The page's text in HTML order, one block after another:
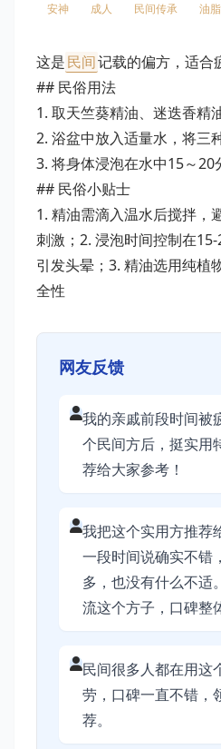
安神 成人 民间传承 油
这是民间记载的偏方，适合
## 民俗用法
1. 取天竺葵精油、迷迭香精
2. 浴盆中放入适量水，将三
3. 将身体浸泡在水中15～20
## 民俗小贴士
1. 精油需滴入温水后搅拌，
刺激；2. 浸泡时间控制在
引发头晕；3. 精油选用纯植
全性
网友反馈
我的亲戚前段时间被
个民间方后，挺实用
荐给大家参考！
我把这个实用方推荐
一段时间说确实不错
多，也没有什么不适
流这个方子，口碑整
民间很多人都在用这
劳，口碑一直不错，
荐。